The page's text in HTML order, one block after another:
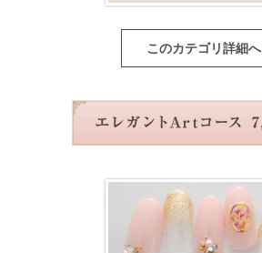
このカテゴリ詳細へ